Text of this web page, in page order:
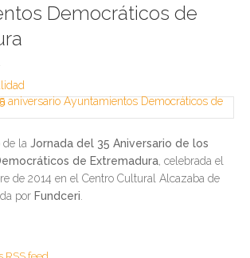
Democráticos de
de la Jornada del 35 Aniversario de los
de Extremadura , celebrada el
de 2014 en el Centro Cultural Alcazaba de
por Fundceri